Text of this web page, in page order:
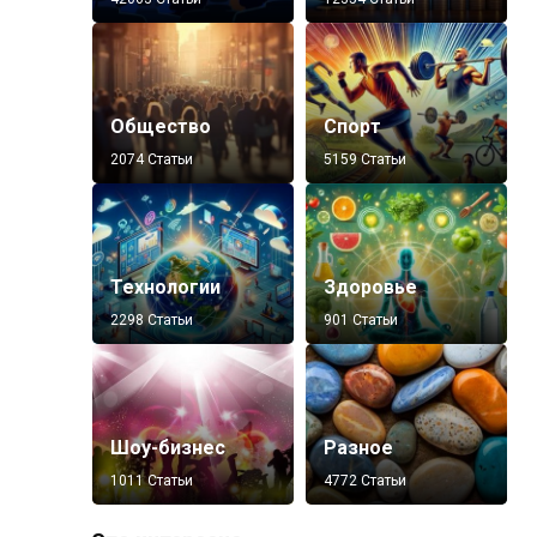
Общество
2074 Статьи
Спорт
5159 Статьи
Технологии
2298 Статьи
Здоровье
901 Статьи
Шоу-бизнес
1011 Статьи
Разное
4772 Статьи